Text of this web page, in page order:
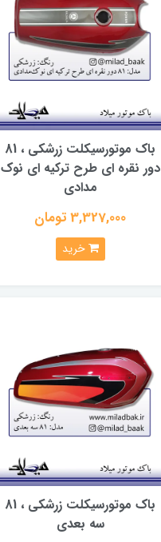
باک موتورسیکلت زرشکی ، 81
دور نقره ای طرح ترکیه ای نوک
مدادی
3,327,000 تومان
خرید
باک موتورسیکلت زرشکی ، 81
سه بعدی